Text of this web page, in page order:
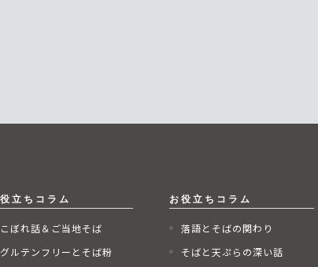
こぼれ話＆ご当地そば
グルテンフリーとそば粉
落語とそばの関わり
そばと天ぷらの深い話